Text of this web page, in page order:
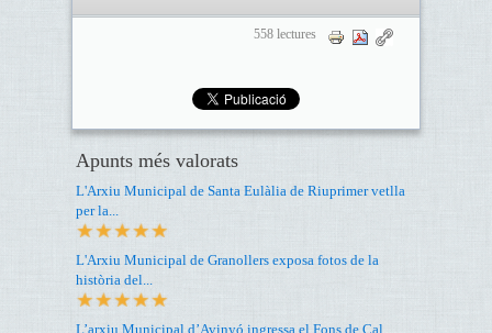
558 lectures
Apunts més valorats
L'Arxiu Municipal de Santa Eulàlia de Riuprimer vetlla
per la...
L'Arxiu Municipal de Granollers exposa fotos de la
història del...
L’arxiu Municipal d’Avinyó ingressa el Fons de Cal